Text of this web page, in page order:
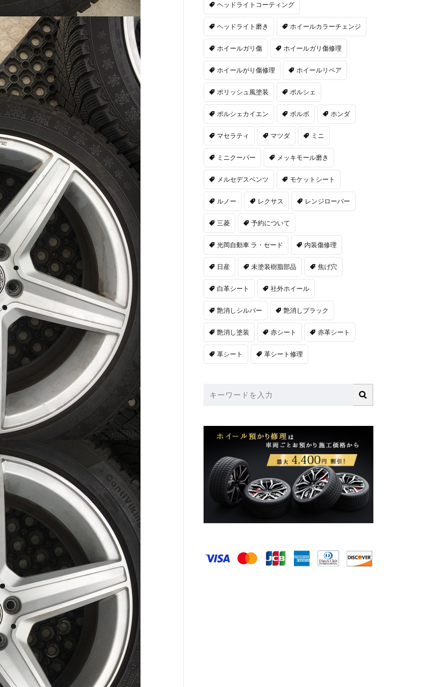
ヘッドライトコーティング
ヘッドライト磨き ホイールカラーチェンジ
ホイールガリ傷 ホイールガリ傷修理
ホイールがり傷修理 ホイールリペア
ポリッシュ風塗装 ポルシェ
ポルシェカイエン ボルボ ホンダ
マセラティ マツダ ミニ
ミニクーパー メッキモール磨き
メルセデスベンツ モケットシート
ルノー レクサス レンジローバー
三菱 予約について
光岡自動車 ラ・セード 内装傷修理
日産 未塗装樹脂部品 焦げ穴
白革シート 社外ホイール
艶消しシルバー 艶消しブラック
艶消し塗装 赤シート 赤革シート
革シート 革シート修理